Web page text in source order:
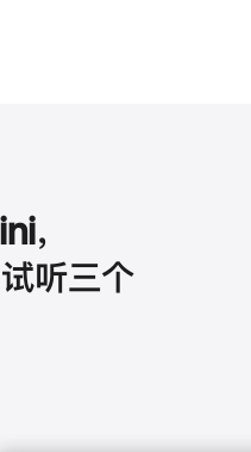
，
听三个